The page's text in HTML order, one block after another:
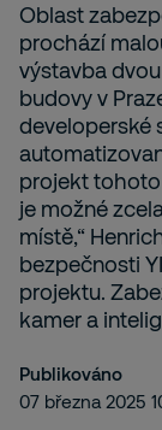
Oblast
prochází
výstavba
budovy v
developerské
projekt tohoto
je možné
místě,“
bezpečnosti
projektu.
kamer a
Publikováno
07 března 2025